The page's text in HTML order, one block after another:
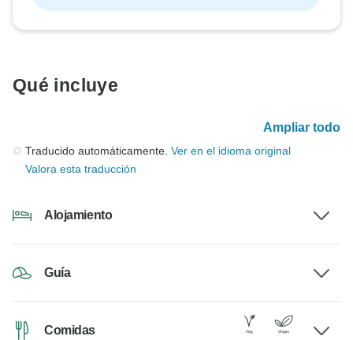
Qué incluye
Ampliar todo
Traducido automáticamente. Ver en el idioma original
Valora esta traducción
Alojamiento
Guía
Comidas